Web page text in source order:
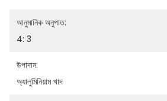
আনুমানিক অনুপাত:
4: 3
উপাদান:
অ্যালুমিনিয়াম খাদ